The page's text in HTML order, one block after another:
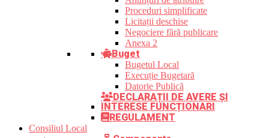
Proceduri simplificate
Licitații deschise
Negociere fără publicare
Anexa 2
Buget
Bugetul Local
Execuție Bugetară
Datorie Publică
DECLARAȚII DE AVERE ȘI
INTERESE FUNCȚIONARI
REGULAMENT
Consiliul Local